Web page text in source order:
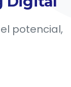
potencial,